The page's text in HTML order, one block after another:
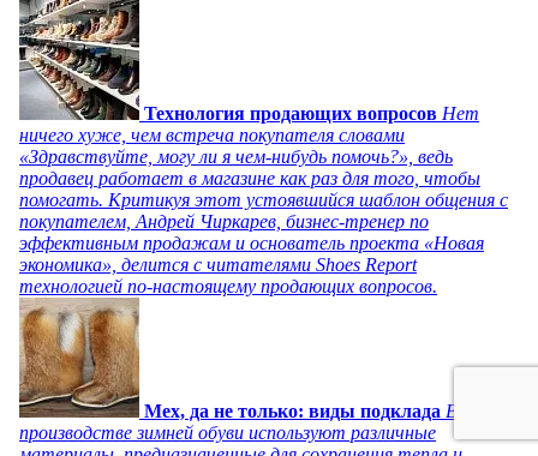
Технология продающих вопросов Нет
ничего хуже, чем встреча покупателя словами
«Здравствуйте, могу ли я чем-нибудь помочь?», ведь
продавец работает в магазине как раз для того, чтобы
помогать. Критикуя этот устоявшийся шаблон общения с
покупателем, Андрей Чиркарев, бизнес-тренер по
эффективным продажам и основатель проекта «Новая
экономика», делится с читателями Shoes Report
технологией по-настоящему продающих вопросов.
Мех, да не только: виды подклада В
производстве зимней обуви используют различные